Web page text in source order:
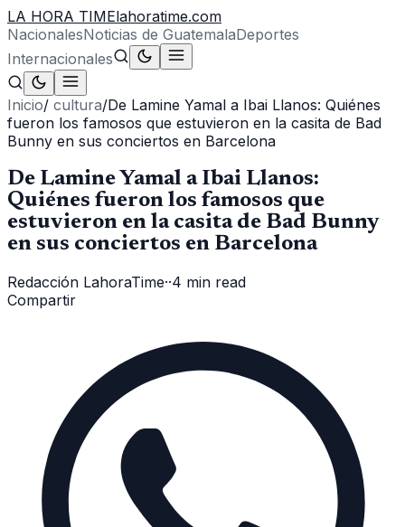
LA HORA TIMElahoratime.com
NacionalesNoticias de GuatemalaDeportes
Internacionales
Inicio/ cultura/De Lamine Yamal a Ibai Llanos: Quiénes
fueron los famosos que estuvieron en la casita de Bad
Bunny en sus conciertos en Barcelona
De Lamine Yamal a Ibai Llanos:
Quiénes fueron los famosos que
estuvieron en la casita de Bad Bunny
en sus conciertos en Barcelona
Redacción LahoraTime··4 min read
Compartir